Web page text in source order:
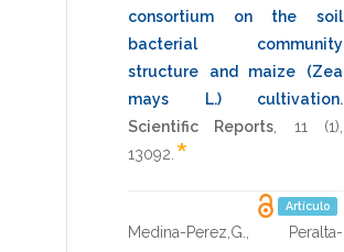
consortium on the soil
bacterial community
structure and maize (Zea
mays L.) cultivation.
Scientific Reports
11
(1),
13092 *
Artículo
Medina-Perez,G.
Peralta-